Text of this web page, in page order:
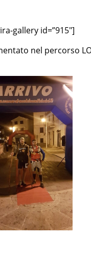
gallery id=”915″]
nel percorso